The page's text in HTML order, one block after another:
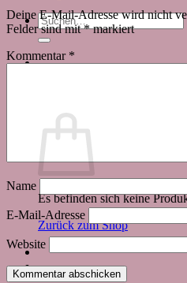
Suchen
nach:
Es befinden sich keine
Zurück zum Shop
Deine E-Mail-Adresse wird nicht
Felder sind mit*markiert
Kommentar *
Name
E-Mail-Adresse
Website